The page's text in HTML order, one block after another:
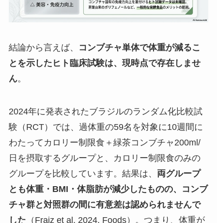
結論から言えば、
コンブチャ単体で体重が減るこ
とを示したヒト臨床試験は、現時点で存在しませ
ん。
2024年に発表されたブラジルのランダム化比較試
験（RCT）では、過体重の59名を対象に10週間に
わたってカロリー制限食＋緑茶コンブチャ200ml/
日を摂取するグループと、カロリー制限食のみの
グループを比較しています。結果は、 両グループ
とも体重・BMI・体脂肪が減少したものの、コンブ
チャ群と対照群の間に有意差は認められませんで
した （ Fraiz et al. 2024, Foods）。つまり、体重が